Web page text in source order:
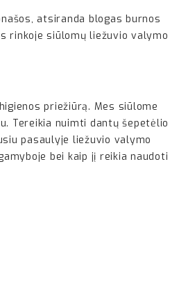
atsiranda blogas burnos
rinkoje siūlomų liežuvio valymo
priežiūrą. Mes siūlome
Tereikia nuimti dantų šepetėlio
pasaulyje liežuvio valymo
bei kaip jį reikia naudoti